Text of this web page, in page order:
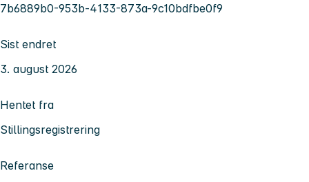
7b6889b0-953b-4133-873a-9c10bdfbe0f9
Sist endret
3. august 2026
Hentet fra
Stillingsregistrering
Referanse